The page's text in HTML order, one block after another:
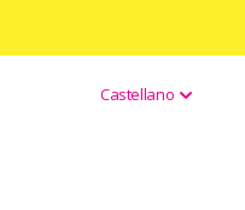
Castellano